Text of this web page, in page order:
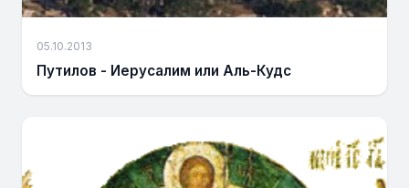
05.10.2013
Путилов - Иерусалим или Аль-Кудс